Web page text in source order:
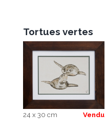
Tortues vertes
24 x 30 cm Vendu